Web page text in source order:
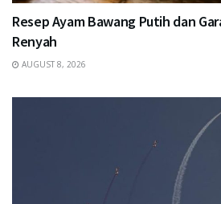
Resep Ayam Bawang Putih dan
Renyah
AUGUST 8, 2026